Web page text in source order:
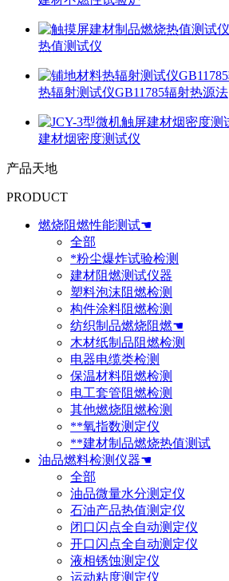
热值测试仪
热辐射测试仪GB11785辐射热源法
建材烟密度测试仪
产品天地
PRODUCT
燃烧阻燃性能测试☚
全部
*粉尘爆炸试验检测
建材阻燃测试仪器
塑料泡沫阻燃检测
构件涂料阻燃检测
纺织制品燃烧阻燃☚
木材纸制品阻燃检测
电器电缆类检测
保温材料阻燃检测
电工套管阻燃检测
其他燃烧阻燃检测
**氧指数测定仪
**建材制品燃烧热值测试
油品燃料检测仪器☚
全部
油品微量水分测定仪
石油产品热值测定仪
闭口闪点全自动测定仪
开口闪点全自动测定仪
液相锈蚀测定仪
运动粘度测定仪